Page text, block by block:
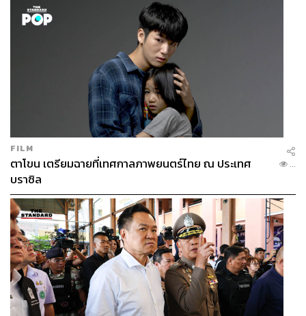
FILM
ตาโขน เตรียมฉายที่เทศกาลภาพยนตร์ไทย ณ ประเทศ
บราซิล
...